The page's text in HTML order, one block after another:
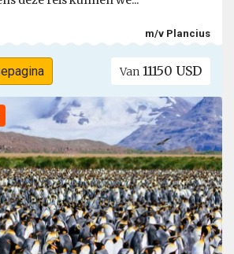
m/v Plancius
Van 11150 USD